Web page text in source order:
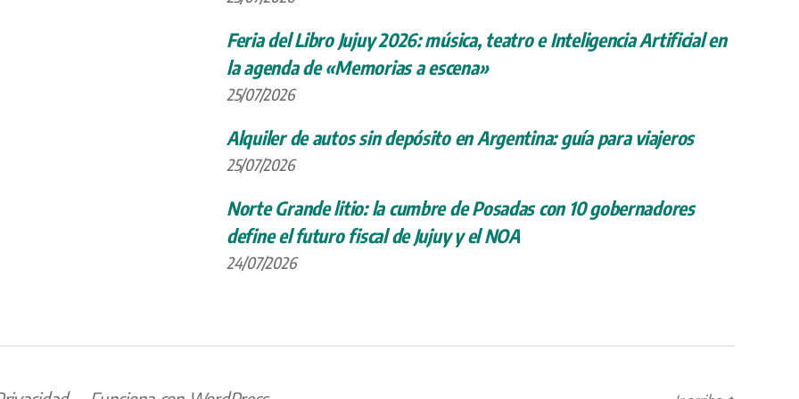
Feria del Libro Jujuy 2026: música, teatro e Inteligencia Artificial en
la agenda de «Memorias a escena»
25/07/2026
Alquiler de autos sin depósito en Argentina: guía para viajeros
25/07/2026
Norte Grande litio: la cumbre de Posadas con 10 gobernadores
define el futuro fiscal de Jujuy y el NOA
24/07/2026